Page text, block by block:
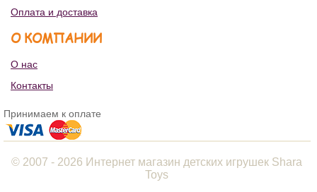
Оплата и доставка
О КОМПАНИИ
О нас
Контакты
Принимаем к оплате
© 2007 - 2026 Интернет магазин детских игрушек Shara
Toys